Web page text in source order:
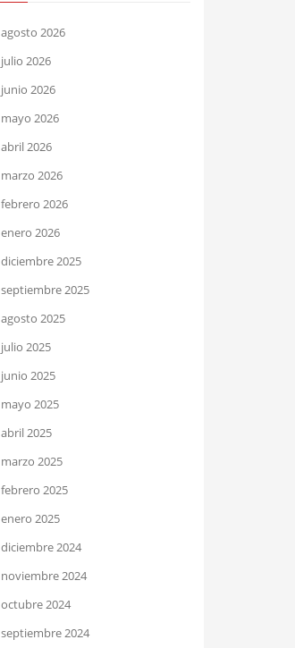
agosto 2026
julio 2026
junio 2026
mayo 2026
abril 2026
marzo 2026
febrero 2026
enero 2026
diciembre 2025
septiembre 2025
agosto 2025
julio 2025
junio 2025
mayo 2025
abril 2025
marzo 2025
febrero 2025
enero 2025
diciembre 2024
noviembre 2024
octubre 2024
septiembre 2024